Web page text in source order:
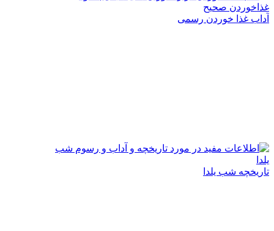
آداب غذا خوردن رسمی
تاریخچه شب یلدا